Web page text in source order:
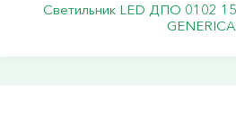
Светильник LED ДПО 0102
GENERICA